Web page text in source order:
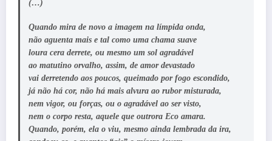
(…)
Quando mira de novo a imagem na límpida onda,
não aguenta mais e tal como uma chama suave
loura cera derrete, ou mesmo um sol agradável
ao matutino orvalho, assim, de amor devastado
vai derretendo aos poucos, queimado por fogo escondido,
já não há cor, não há mais alvura ao rubor misturada,
nem vigor, ou forças, ou o agradável ao ser visto,
nem o corpo resta, aquele que outrora Eco amara.
Quando, porém, ela o viu, mesmo ainda lembrada da ira,